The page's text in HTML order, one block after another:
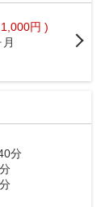
円 )
分